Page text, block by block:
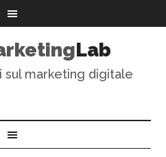
Lab
sul marketing digitale